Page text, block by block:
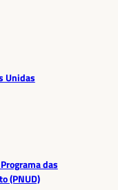
Unidas
das
(PNUD)